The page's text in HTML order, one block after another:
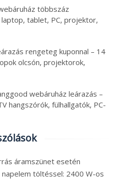
többszáz
tablet, PC, projektor,
rengeteg kuponnal – 14
olcsón, projektorok,
webáruház leárazás –
hangszórók, fülhallgatók, PC-
áramszünet esetén
töltéssel: 2400 W-os